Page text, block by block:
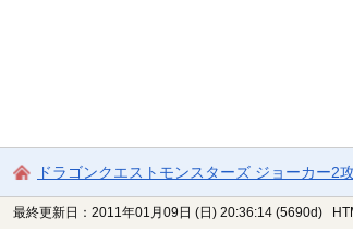
ドラゴンクエストモンスターズ ジョーカー2
最終更新日：2011年01月09日 (日) 20:36:14 (5690d)